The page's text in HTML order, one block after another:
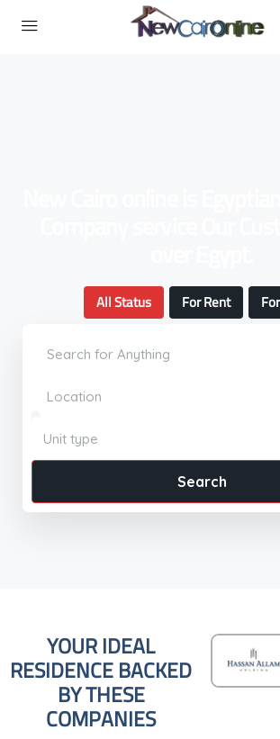
All Status For Rent
Unit type
Search
YOUR IDEAL
RESIDENCE BACKED
BY THESE
COMPANIES